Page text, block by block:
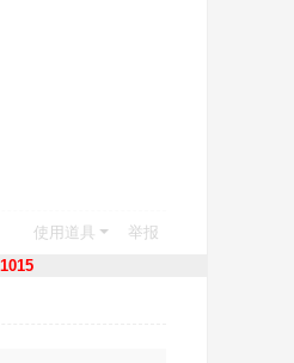
使用道具
举报